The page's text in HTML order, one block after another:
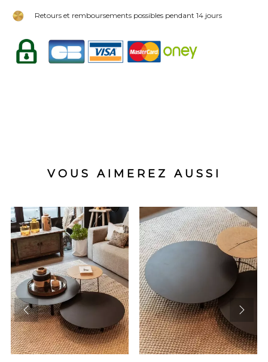
Retours et remboursements possibles pendant 14 jours
VOUS AIMEREZ AUSSI
prev next